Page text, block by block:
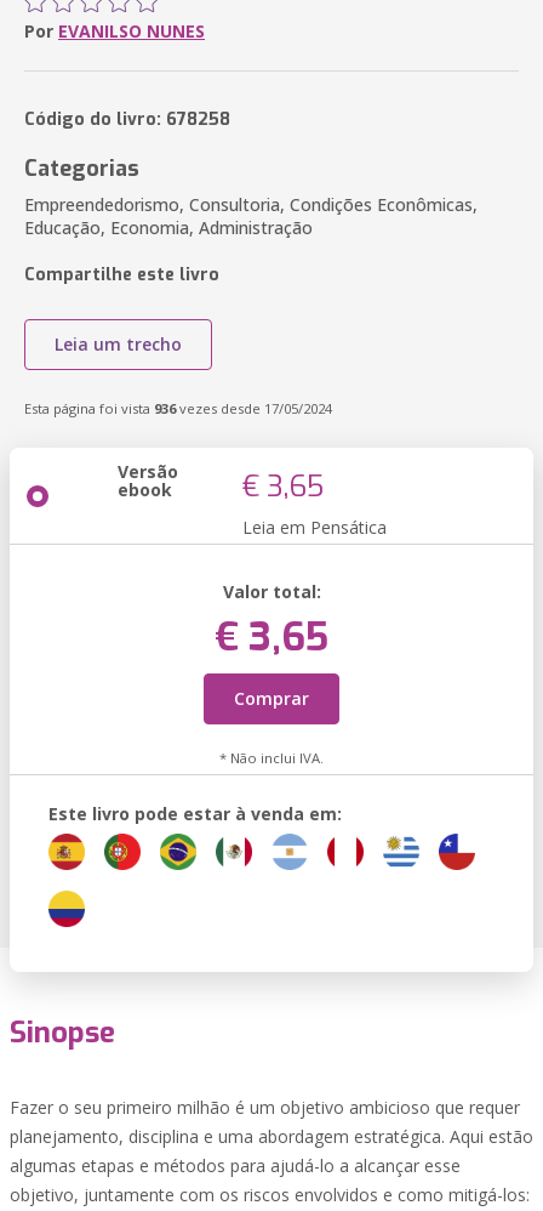
Por EVANILSO NUNES
Código do livro: 678258
Categorias
Empreendedorismo, Consultoria, Condições Econômicas,
Educação, Economia, Administração
Compartilhe este livro
Leia um trecho
Esta página foi vista 936vezes desde 17/05/2024
Versão
ebook € 3,65
Leia em Pensática
Valor total:
€ 3,65
Comprar
* Não inclui IVA.
Este livro pode estar à venda em:
Sinopse
Fazer o seu primeiro milhão é um objetivo ambicioso que requer
planejamento, disciplina e uma abordagem estratégica. Aqui estão
algumas etapas e métodos para ajudá-lo a alcançar esse
objetivo, juntamente com os riscos envolvidos e como mitigá-los: